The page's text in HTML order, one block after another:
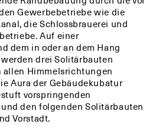
Gewerbebetriebe wie die
die Schlossbrauerei und
Auf einer
dem in oder an dem Hang
drei Solitärbauten
Himmelsrichtungen
Aura der Gebäudekubatur
vorspringenden
den folgenden Solitärbauten
Vorstadt.